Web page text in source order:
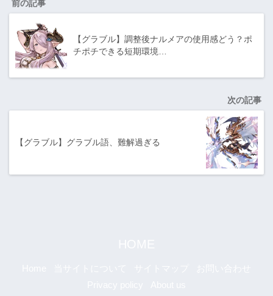
前の記事
【グラブル】調整後ナルメアの使用感どう？ポ
チポチできる短期環境…
次の記事
【グラブル】グラブル語、難解過ぎる